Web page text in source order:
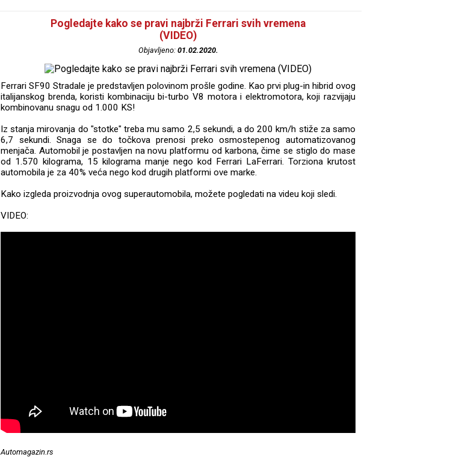
Pogledajte kako se pravi najbrži Ferrari svih vremena
(VIDEO)
Objavljeno: 01.02.2020.
Ferrari SF90 Stradale je predstavljen polovinom prošle godine. Kao prvi plug-in hibrid ovog
italijanskog brenda, koristi kombinaciju bi-turbo V8 motora i elektromotora, koji razvijaju
kombinovanu snagu od 1.000 KS!
Iz stanja mirovanja do "stotke" treba mu samo 2,5 sekundi, a do 200 km/h stiže za samo
6,7 sekundi. Snaga se do točkova prenosi preko osmostepenog automatizovanog
menjača. Automobil je postavljen na novu platformu od karbona, čime se stiglo do mase
od 1.570 kilograma, 15 kilograma manje nego kod Ferrari LaFerrari. Torziona krutost
automobila je za 40% veća nego kod drugih platformi ove marke.
Kako izgleda proizvodnja ovog superautomobila, možete pogledati na videu koji sledi.
VIDEO:
Automagazin.rs